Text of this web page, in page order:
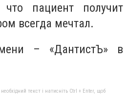
что пациент получит
всегда мечтал.
– «ДантистЪ» в
текст і натисніть Ctrl + Enter, щоб